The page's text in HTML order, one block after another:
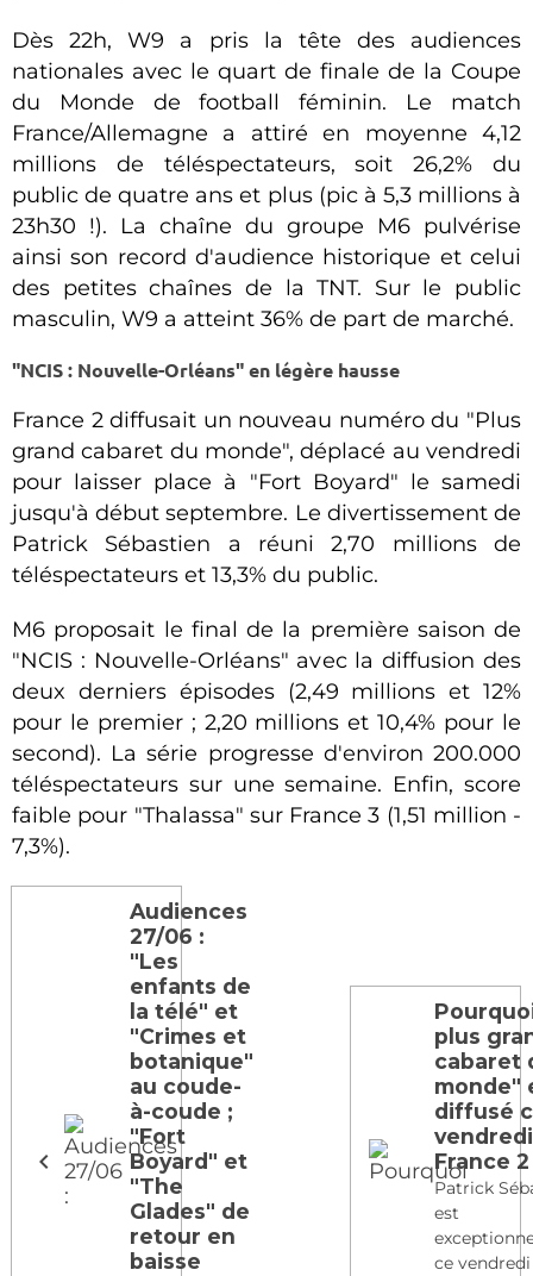
Dès 22h, W9 a pris la tête des audiences
nationales avec le quart de finale de la Coupe
du Monde de football féminin. Le match
France/Allemagne a attiré en moyenne 4,12
millions de téléspectateurs, soit 26,2% du
public de quatre ans et plus (pic à 5,3 millions à
23h30 !). La chaîne du groupe M6 pulvérise
ainsi son record d'audience historique et celui
des petites chaînes de la TNT. Sur le public
masculin, W9 a atteint 36% de part de marché.
"NCIS : Nouvelle-Orléans" en légère hausse
France 2 diffusait un nouveau numéro du "Plus
grand cabaret du monde", déplacé au vendredi
pour laisser place à "Fort Boyard" le samedi
jusqu'à début septembre. Le divertissement de
Patrick Sébastien a réuni 2,70 millions de
téléspectateurs et 13,3% du public.
M6 proposait le final de la première saison de
"NCIS : Nouvelle-Orléans" avec la diffusion des
deux derniers épisodes (2,49 millions et 12%
pour le premier ; 2,20 millions et 10,4% pour le
second). La série progresse d'environ 200.000
téléspectateurs sur une semaine. Enfin, score
faible pour "Thalassa" sur France 3 (1,51 million -
7,3%).
Audiences
27/06 :
"Les
enfants de
la télé" et
"Crimes et
botanique"
au coude-
à-coude ;
"Fort
Boyard" et
"The
Glades" de
retour en
baisse
plus
cabaret
monde"
diffusé
France 2
Patrick
est
ce